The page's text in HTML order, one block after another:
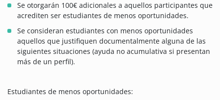
Se otorgarán 100€ adicionales a aquellos participantes que
acrediten ser estudiantes de menos oportunidades.
Se consideran estudiantes con menos oportunidades
aquellos que justifiquen documentalmente alguna de las
siguientes situaciones (ayuda no acumulativa si presentan
más de un perfil).
Estudiantes de menos oportunidades: